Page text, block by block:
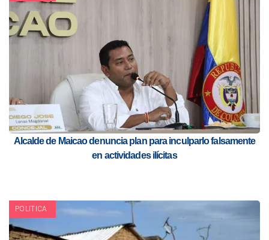
Alcalde de Maicao denuncia plan para inculparlo falsamente
en actividades ilícitas
POLITICA